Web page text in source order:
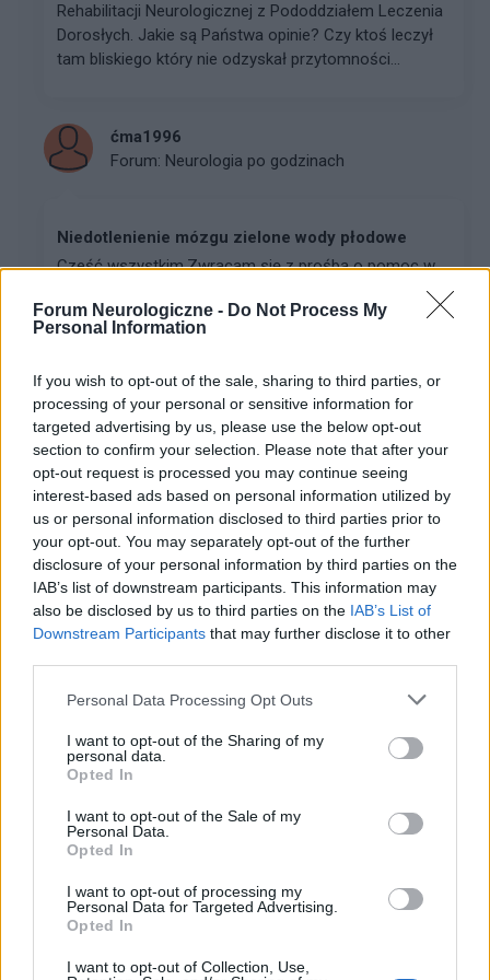
Forum Neurologiczne - Do Not Process My
Personal Information
If you wish to opt-out of the sale, sharing to third parties, or
processing of your personal or sensitive information for
targeted advertising by us, please use the below opt-out
section to confirm your selection. Please note that after your
opt-out request is processed you may continue seeing
interest-based ads based on personal information utilized by
us or personal information disclosed to third parties prior to
your opt-out. You may separately opt-out of the further
disclosure of your personal information by third parties on the
IAB’s list of downstream participants. This information may
also be disclosed by us to third parties on the IAB’s List of
Downstream Participants that may further disclose it to other
Personal Data Processing Opt Outs
I want to opt-out of the Sharing of my
personal data.
Opted In
I want to opt-out of the Sale of my
Personal Data.
Opted In
I want to opt-out of processing my
Personal Data for Targeted Advertising.
Opted In
I want to opt-out of Collection, Use,
Rehabilitacji Neurologicznej z Pododdziałem Leczenia
Dorosłych. Jakie są Państwa opinie? Czy ktoś leczył
tam bliskiego który nie odzyskał przytomności...
ćma1996
Forum: Neurologia po godzinach
Niedotlenienie mózgu zielone wody płodowe
Cześć wszystkim, ​Zwracam się z prośbą o pomoc w
analizie mojej sytuacji medycznej oraz o doradztwo w
kwestii dalszej diagnostyki neurologicznej. Mam 30 lat i
od dłuższego czasu zmagam się z bariera...
gość
Forum:Udary i tętniaki
Tętniak po embolizacji
Dzień dobry, tętniaka w mózgu 4mm wykryty w
październiku 2025r, po wizycie u neurochirurga
kwalifikacja na embolizacje . Przed tym nudności,
zawroty głowy przez które pobyt w szpitalu tam
wykryto tę...
Forum:Udary i tętniaki
Klipsowanie rozarwanego naczynia
Drodzy Państwo, W 2006 roku doznałem ciężkiego
tętniaka. Kiedy przybyło pogotowie, byłem już
nieprzytomny. O tym, co się ze mną dalej działo, wiem